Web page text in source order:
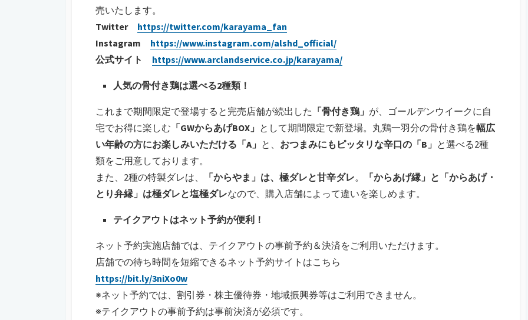
売いたします。
Twitter https://twitter.com/karayama_fan
Instagram https://www.instagram.com/alshd_official/
公式サイト https://www.arclandservice.co.jp/karayama/
人気の骨付き鶏は選べる2種類！
これまで期間限定で登場すると完売店舗が続出した 「骨付き鶏」 が、ゴールデンウイークに自
宅でお得に楽しむ 「GWからあげBOX」 として期間限定で新登場。丸鶏一羽分の骨付き鶏を幅広
い年齢の方にお楽しみいただける「A」 と、 おつまみにもピッタリな辛口の「B」 と選べる2種
類をご用意しております。
また、2種の特製ダレは、
「からやま」は、極ダレと甘辛ダレ。
「からあげ縁」と「からあげ・
とり弁縁」は極ダレと塩極ダレなので、購入店舗によって違いを楽しめます。
テイクアウトはネット予約が便利！
ネット予約実施店舗では、テイクアウトの事前予約＆決済をご利用いただけます。
店舗での待ち時間を短縮できるネット予約サイトはこちら
https://bit.ly/3niXo0w
※ネット予約では、割引券・株主優待券・地域振興券等はご利用できません。
※テイクアウトの事前予約は事前決済が必須です。